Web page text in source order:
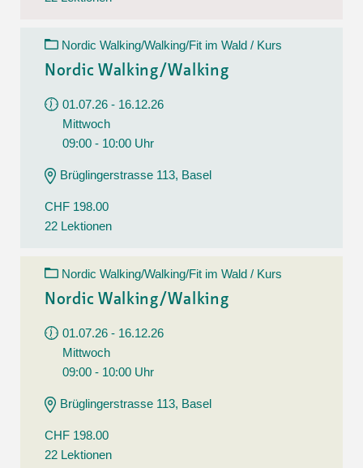
Nordic Walking/Walking/Fit im Wald / Kurs
Nordic Walking/Walking
01.07.26 - 16.12.26
Mittwoch
09:00 - 10:00 Uhr
Brüglingerstrasse 113, Basel
CHF 198.00
22 Lektionen
Nordic Walking/Walking/Fit im Wald / Kurs
Nordic Walking/Walking
01.07.26 - 16.12.26
Mittwoch
09:00 - 10:00 Uhr
Brüglingerstrasse 113, Basel
CHF 198.00
22 Lektionen